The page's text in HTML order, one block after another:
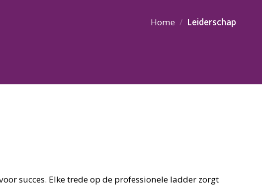
Home / Leiderschap
succes. Elke trede op de professionele ladder zorgt